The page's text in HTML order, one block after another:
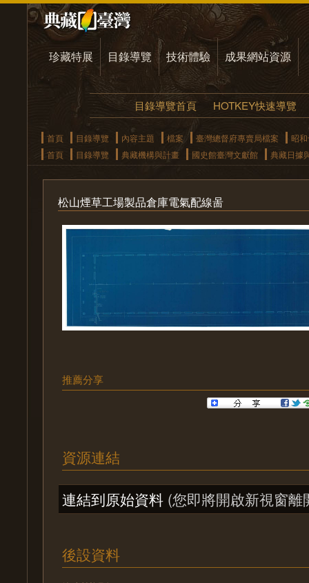
珍藏特展 目錄導覽 技術體驗 成果網站資源
目錄導覽首頁 HOTKEY快速導覽
首頁 目錄導覽 內容主題 檔案 臺灣總督府專賣局檔案
昭
首頁
目錄導覽 典藏機構與計畫 國史館臺灣文獻館 典藏日據
松山煙草工場製品倉庫電氣配線啚
推薦分享
資源連結
連結到原始資料 (您即將開啟新視窗離
後設資料